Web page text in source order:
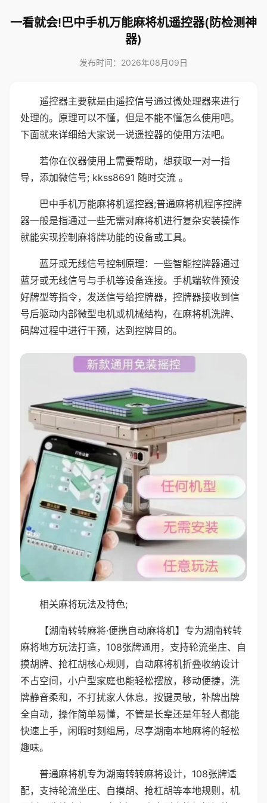
一看就会!巴中手机万能麻将机遥控器(防检测神
器)
发布时间：2026年08月09日
遥控器主要就是由遥控信号通过微处理器来进行
处理的。原理可以不懂，但是不能不懂怎么使用吧。
下面就来详细给大家说一说遥控器的使用方法吧。
若你在仪器使用上需要帮助，想获取一对一指
导，添加微信号; kkss8691 随时交流 。
巴中手机万能麻将机遥控器;普通麻将机程序控牌
器一般是指通过一些无需对麻将机进行复杂安装操作
就能实现控制麻将牌功能的设备或工具。
蓝牙或无线信号控制原理：一些智能控牌器通过
蓝牙或无线信号与手机等设备连接。手机端软件预设
好牌型等指令，发送信号给控牌器，控牌器接收到信
号后驱动内部微型电机或机械结构，在麻将机洗牌、
码牌过程中进行干预，达到控牌目的。
相关麻将玩法及特色;
【湖南转转麻将·便携自动麻将机】专为湖南转转
麻将地方玩法打造，108张牌通用，支持轮流坐庄、自
摸胡牌、抢杠胡核心规则，自动麻将机折叠收纳设计
不占空间，小户型家庭也能轻松摆放，移动便捷，洗
牌静音柔和，不打扰家人休息，按键灵敏，补牌出牌
全自动，操作简单易懂，不管是长辈还是年轻人都能
快速上手，闲暇时刻组局，尽享湖南本地麻将的轻松
趣味。
普通麻将机专为湖南转转麻将设计，108张牌适
配，支持轮流坐庄、自摸胡、抢杠胡等本地规则，机